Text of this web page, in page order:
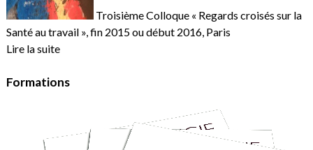
Troisième Colloque « Regards croisés sur la
Santé au travail », fin 2015 ou début 2016, Paris
Lire la suite
Formations